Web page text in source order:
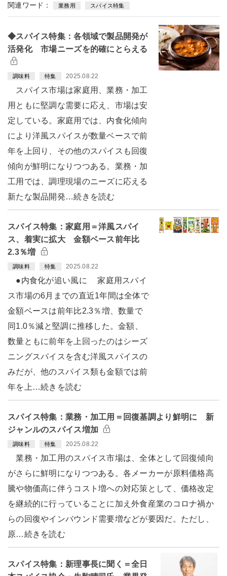
関連ワード： 業務用 スパイス特集
◆スパイス特集：各領域で製品開発が
活発化 市場ニーズを的確にとらえる
調味料 特集 2025.08.22
スパイス市場は家庭用、業務・加工
用ともに堅調な需要に応え、市場は安
定している。家庭用では、内食化傾向
により洋風スパイスが数量ベースで前
年を上回り、その他のスパイスも回復
傾向が鮮明になりつつある。業務・加
工用では、調理現場のニーズに応える
新たな製品開発…続きを読む
スパイス特集：家庭用＝洋風スパイ
ス、着実に拡大 金額ベース前年比
2.3％増
調味料 特集 2025.08.22
●内食化が追い風に 家庭用スパイ
ス市場の6月までの直近1年間は全体で
金額ベースは前年比2.3％増、数量で
同1.0％減と堅調に推移した。金額、
数量ともに前年を上回ったのはシーズ
ニングスパイスを含む洋風スパイスの
みだが、他のスパイス類も金額では前
年を上…続きを読む
スパイス特集：業務・加工用＝回復基調より鮮明に 新
ジャンルのスパイス増加
調味料 特集 2025.08.22
業務・加工用のスパイス市場は、全体として回復傾向
がさらに鮮明になりつつある。各メーカーが原料価格高
騰や物価高に伴うコスト増への対応策として、価格改定
を継続的に行っていることに加え外食産業のコロナ禍か
らの回復やインバウンド需要増などが要因だ。ただし、
原…続きを読む
スパイス特集：新理事長に聞く＝全日